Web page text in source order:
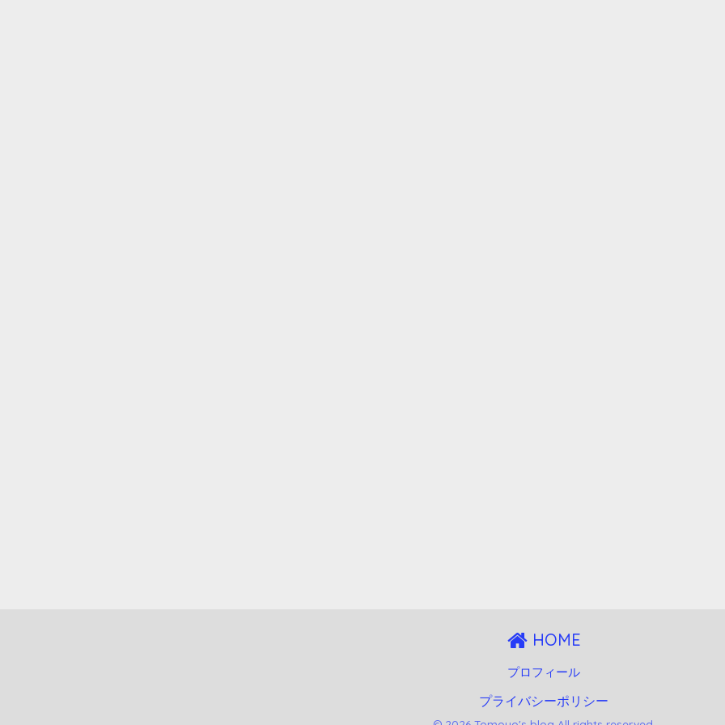
HOME
プロフィール
プライバシーポリシー